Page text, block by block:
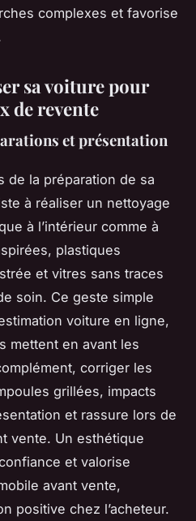
complexes et favorise
sa voiture pour
de revente
et présentation
de la préparation de sa
à réaliser un nettoyage
à l’intérieur comme à
plastiques
et vitres sans traces
soin. Ce geste simple
voiture en ligne,
mettent en avant les
corriger les
grillées, impacts
et rassure lors de
vente. Un esthétique
et valorise
avant vente,
positive chez l’acheteur.